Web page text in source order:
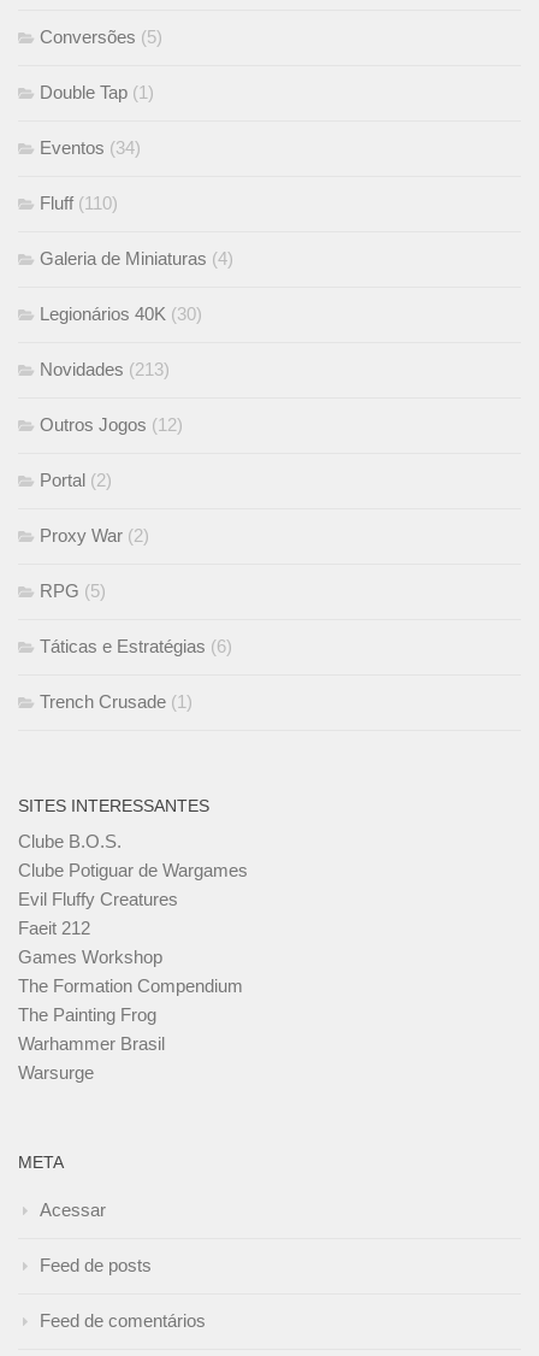
Conversões (5)
Double Tap (1)
Eventos (34)
Fluff (110)
Galeria de Miniaturas (4)
Legionários 40K (30)
Novidades (213)
Outros Jogos (12)
Portal (2)
Proxy War (2)
RPG (5)
Táticas e Estratégias (6)
Trench Crusade (1)
SITES INTERESSANTES
Clube B.O.S.
Clube Potiguar de Wargames
Evil Fluffy Creatures
Faeit 212
Games Workshop
The Formation Compendium
The Painting Frog
Warhammer Brasil
Warsurge
META
Acessar
Feed de posts
Feed de comentários